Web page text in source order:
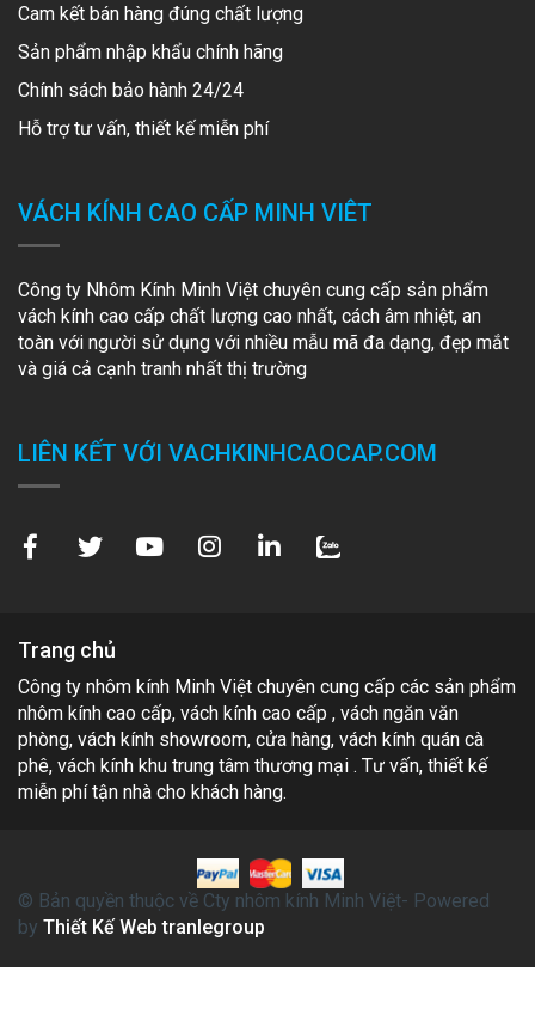
Trang chủ
Công ty nhôm kính Minh Việt chuyên cung cấp các sản phẩm
nhôm kính cao cấp, vách kính cao cấp , vách ngăn văn
phòng, vách kính showroom, cửa hàng, vách kính quán cà
phê, vách kính khu trung tâm thương mại . Tư vấn, thiết kế
miễn phí tận nhà cho khách hàng.
Cam kết bán hàng đúng chất lượng
Sản phẩm nhập khẩu chính hãng
Chính sách bảo hành 24/24
Hỗ trợ tư vấn, thiết kế miễn phí
VÁCH KÍNH CAO CẤP MINH VIÊT
Công ty Nhôm Kính Minh Việt chuyên cung cấp sản phẩm
vách kính cao cấp chất lượng cao nhất, cách âm nhiệt, an
toàn với người sử dụng với nhiều mẫu mã đa dạng, đẹp mắt
và giá cả cạnh tranh nhất thị trường
LIÊN KẾT VỚI VACHKINHCAOCAP.COM
© Bản quyền thuộc về Cty nhôm kính Minh Việt- Powered
by Thiết Kế Web tranlegroup